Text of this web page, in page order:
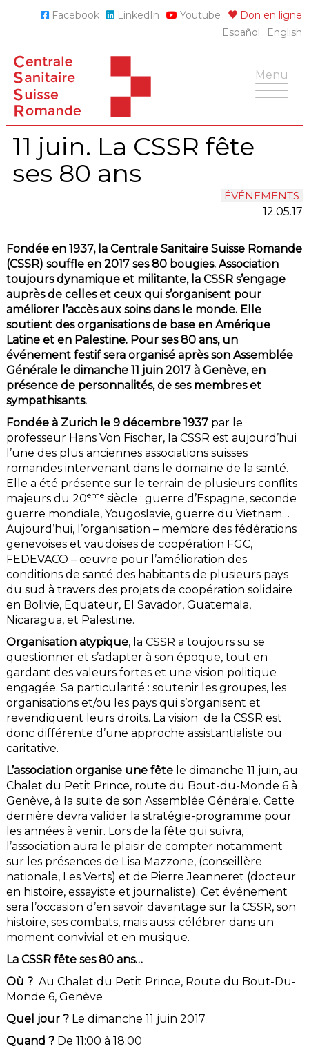
Don en ligne
Youtube
LinkedIn
Facebook
English
Español
Toggle
Menu
11 juin. La CSSR fête
ses 80 ans
ÉVÉNEMENTS
12.05.17
Fondée en 1937, la Centrale Sanitaire Suisse Romande
(CSSR) souffle en 2017 ses 80 bougies. Association
toujours dynamique et militante, la CSSR s’engage
auprès de celles et ceux qui s’organisent pour
améliorer l’accès aux soins dans le monde. Elle
soutient des organisations de base en Amérique
Latine et en Palestine. Pour ses 80 ans, un
événement festif sera organisé après son Assemblée
Générale le dimanche 11 juin 2017 à Genève, en
présence de personnalités, de ses membres et
sympathisants.
Fondée à Zurich le 9 décembre 1937 par le
professeur Hans Von Fischer, la CSSR est aujourd’hui
l’une des plus anciennes associations suisses
romandes intervenant dans le domaine de la santé.
Elle a été présente sur le terrain de plusieurs conflits
majeurs du 20ème siècle : guerre d’Espagne, seconde
guerre mondiale, Yougoslavie, guerre du Vietnam…
Aujourd’hui, l’organisation – membre des fédérations
genevoises et vaudoises de coopération FGC,
FEDEVACO – œuvre pour l’amélioration des
conditions de santé des habitants de plusieurs pays
du sud à travers des projets de coopération solidaire
en Bolivie, Equateur, El Savador, Guatemala,
Nicaragua, et Palestine.
Organisation atypique, la CSSR a toujours su se
questionner et s’adapter à son époque, tout en
gardant des valeurs fortes et une vision politique
engagée. Sa particularité : soutenir les groupes, les
organisations et/ou les pays qui s’organisent et
revendiquent leurs droits. La vision de la CSSR est
donc différente d’une approche assistantialiste ou
caritative.
L’association organise une fête le dimanche 11 juin, au
Chalet du Petit Prince, route du Bout-du-Monde 6 à
Genève, à la suite de son Assemblée Générale. Cette
dernière devra valider la stratégie-programme pour
les années à venir. Lors de la fête qui suivra,
l’association aura le plaisir de compter notamment
sur les présences de Lisa Mazzone, (conseillère
nationale, Les Verts) et de Pierre Jeanneret (docteur
en histoire, essayiste et journaliste). Cet événement
sera l’occasion d’en savoir davantage sur la CSSR, son
histoire, ses combats, mais aussi célébrer dans un
moment convivial et en musique.
La CSSR fête ses 80 ans…
Où ? Au Chalet du Petit Prince, Route du Bout-Du-
Monde 6, Genève
Quel jour ? Le dimanche 11 juin 2017
Quand ? De 11:00 à 18:00